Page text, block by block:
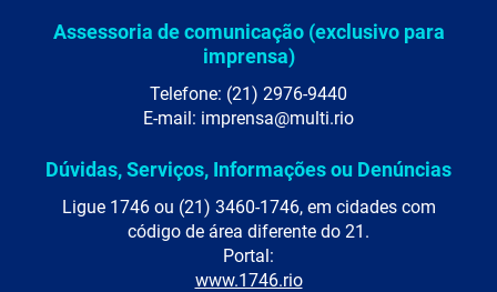
Assessoria de comunicação (exclusivo para
imprensa)
Telefone: (21) 2976-9440
E-mail: imprensa@multi.rio
Dúvidas, Serviços, Informações ou Denúncias
Ligue 1746 ou (21) 3460-1746, em cidades com
código de área diferente do 21.
Portal:
www.1746.rio